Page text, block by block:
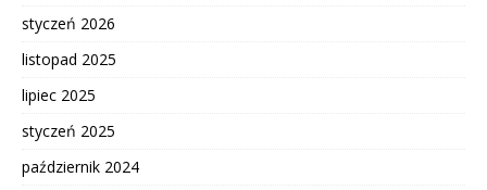
styczeń 2026
listopad 2025
lipiec 2025
styczeń 2025
październik 2024